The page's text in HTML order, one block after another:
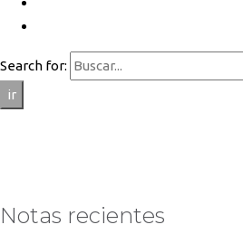
Search for:
ir
Notas recientes